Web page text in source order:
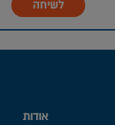
לשיחה
אודות